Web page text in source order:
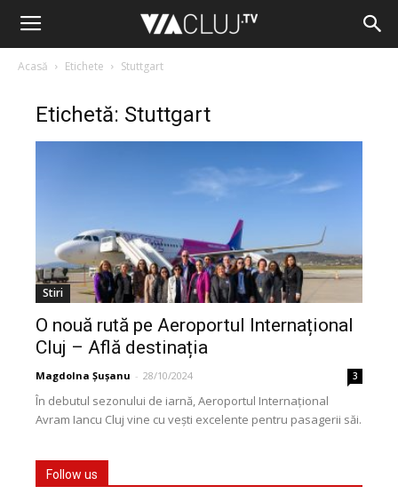
Acasă Etichete Stuttgart
Etichetă: Stuttgart
Stiri
O nouă rută pe Aeroportul Internațional
Cluj – Află destinația
Magdolna Șușanu - 28/10/2024 3
În debutul sezonului de iarnă, Aeroportul Internațional
Avram Iancu Cluj vine cu vești excelente pentru pasagerii săi.
Follow us